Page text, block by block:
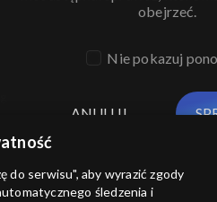
obejrzeć.
Nie pokazuj
ANULUJ
do serwisu", aby wyrazić zgody
śledzenia i